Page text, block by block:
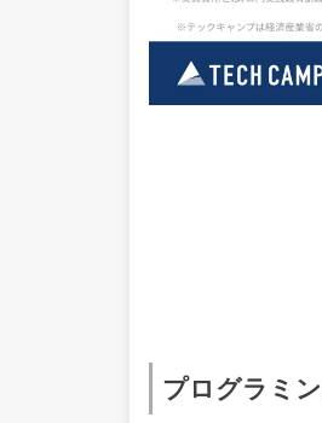
プログラミ